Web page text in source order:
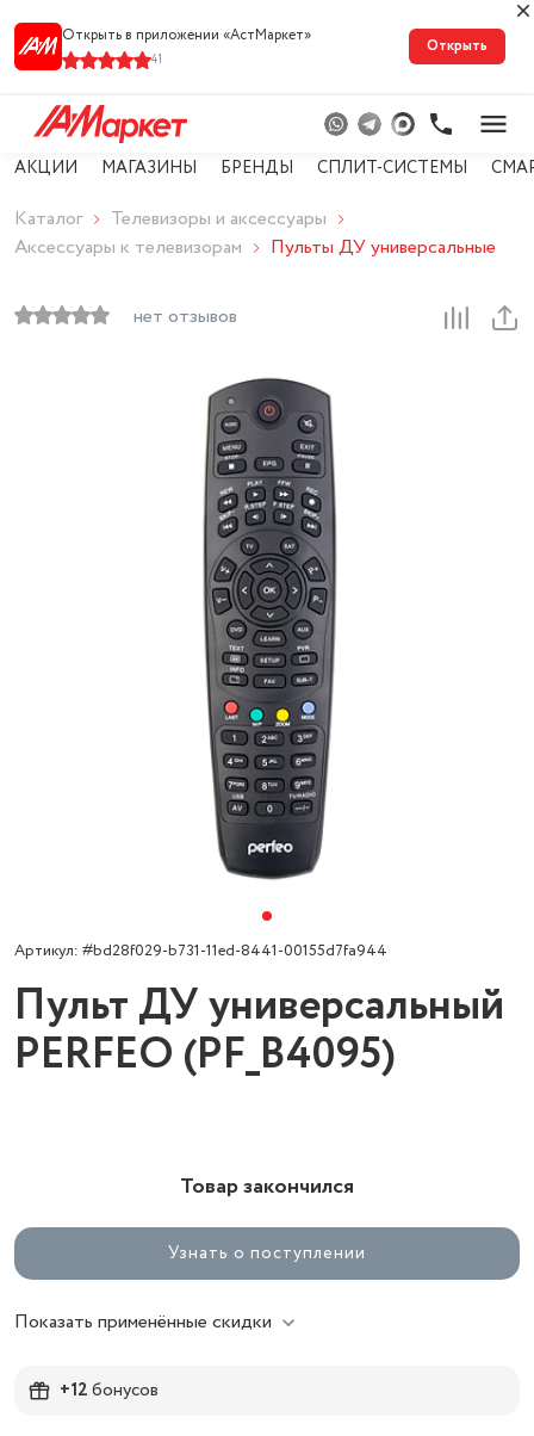
Открыть в приложении «АстМарке‪т‬»
41
Открыть
АКЦИИ МАГАЗИНЫ БРЕНДЫ СПЛИТ-СИСТЕМЫ
Каталог
Телевизоры и аксессуары
Аксессуары к телевизорам
Пульты ДУ универсальные
нет отзывов
Артикул: #bd28f029-b731-11ed-8441-00155d7fa944
Пульт ДУ универсальный
PERFEO (PF_B4095)
Товар закончился
Узнать о поступлении
Показать применённые скидки
+12бонусов